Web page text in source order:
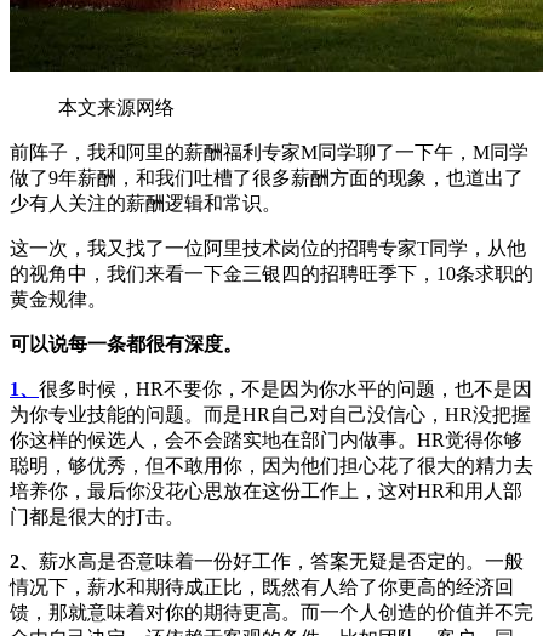
本文来源网络
前阵子，我和阿里的薪酬福利专家M同学聊了一下午，M同学
做了9年薪酬，和我们吐槽了很多薪酬方面的现象，也道出了
少有人关注的薪酬逻辑和常识。
这一次，我又找了一位阿里技术岗位的招聘专家T同学，从他
的视角中，我们来看一下金三银四的招聘旺季下，10条求职的
黄金规律。
可以说每一条都很有深度。
1、 很多时候，HR不要你，不是因为你水平的问题，也不是因
为你专业技能的问题。而是HR自己对自己没信心，HR没把握
你这样的候选人，会不会踏实地在部门内做事。HR觉得你够
聪明，够优秀，但不敢用你，因为他们担心花了很大的精力去
培养你，最后你没花心思放在这份工作上，这对HR和用人部
门都是很大的打击。
2、 薪水高是否意味着一份好工作，答案无疑是否定的。一般
情况下，薪水和期待成正比，既然有人给了你更高的经济回
馈，那就意味着对你的期待更高。而一个人创造的价值并不完